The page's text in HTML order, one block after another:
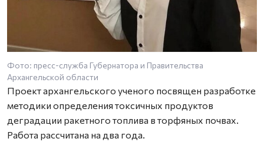
Фото: пресс-служба Губернатора и Правительства
Архангельской области
Проект архангельского ученого посвящен разработке
методики определения токсичных продуктов
деградации ракетного топлива в торфяных почвах.
Работа рассчитана на два года.